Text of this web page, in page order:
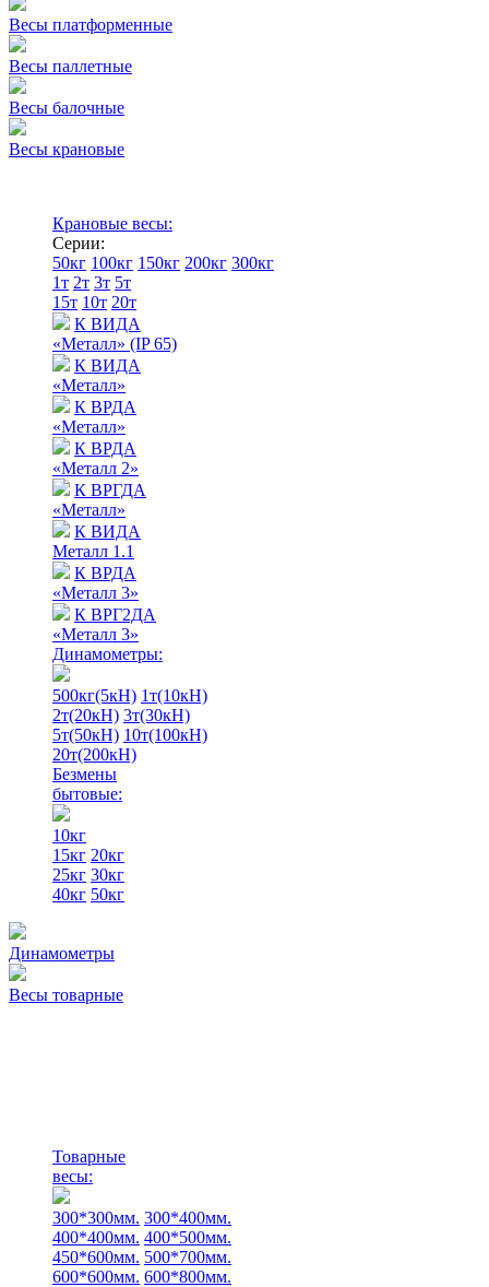
Весы платформенные
Весы паллетные
Весы балочные
Весы крановые
Крановые весы:
Серии:
50кг 100кг 150кг 200кг 300кг
1т 2т 3т 5т
15т 10т 20т
К ВИДА
«Металл» (IP 65)
К ВИДА
«Металл»
К ВРДА
«Металл»
К ВРДА
«Металл 2»
К ВРГДА
«Металл»
К ВИДА
Металл 1.1
К ВРДА
«Металл 3»
К ВРГ2ДА
«Металл 3»
Динамометры:
500кг(5кН) 1т(10кН)
2т(20кН) 3т(30кН)
5т(50кН) 10т(100кН)
20т(200кН)
Безмены
бытовые:
10кг
15кг 20кг
25кг 30кг
40кг 50кг
Динамометры
Весы товарные
Товарные
весы:
300*300мм. 300*400мм.
400*400мм. 400*500мм.
450*600мм. 500*700мм.
600*600мм. 600*800мм.